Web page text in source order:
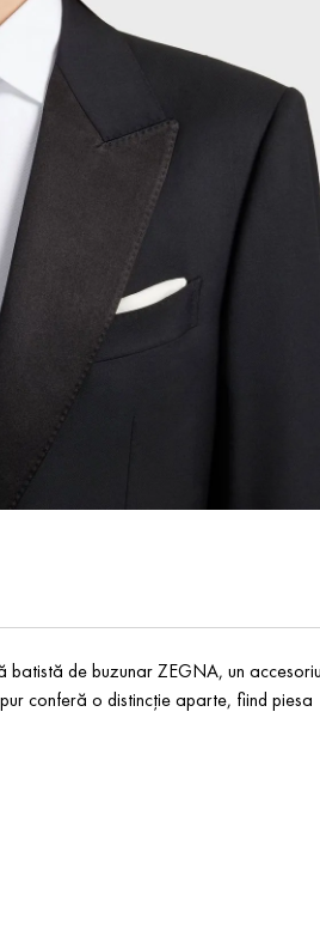
de buzunar ZEGNA, un accesoriu
conferă o distincție aparte, fiind piesa